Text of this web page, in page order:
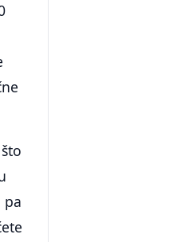
pa